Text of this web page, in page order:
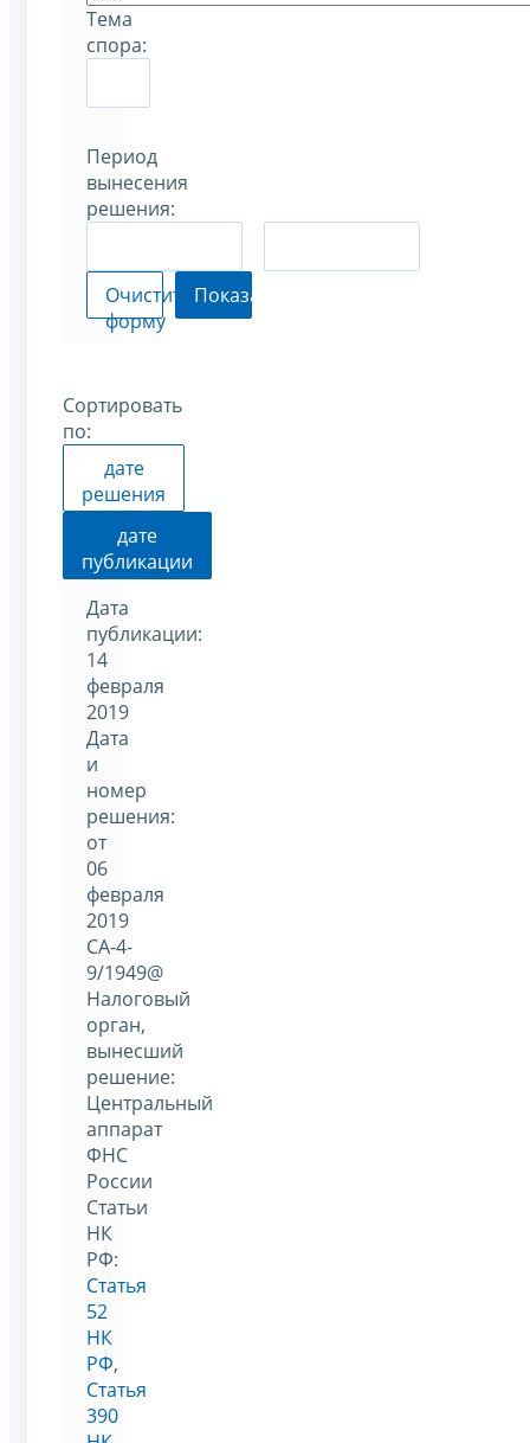
Тема
спора:
Период
вынесения
решения:
Очистить
форму
Показать
Сортировать
по:
дате
решения
дате
публикации
Дата
публикации:
14
февраля
2019
Дата
и
номер
решения:
от
06
февраля
2019
СА-4-
9/1949@
Налоговый
орган,
вынесший
решение:
Центральный
аппарат
ФНС
России
Статьи
НК
РФ:
Статья
52
НК
РФ,
Статья
390